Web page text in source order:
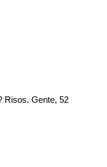
Risos. Gente, 52